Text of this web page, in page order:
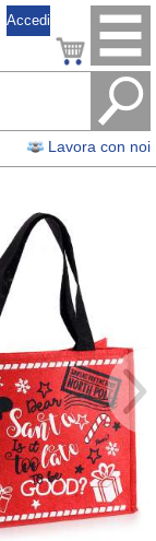
Lavora con noi